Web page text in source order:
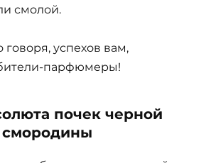
смолой.
говоря, успехов вам,
парфюмеры!
почек черной
смородины